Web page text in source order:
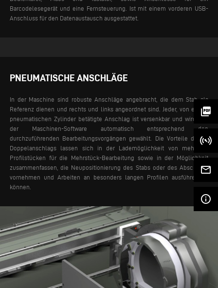
picture_as_pdf
mail_outline
info_outline
Barcodelesegerät und eine Fernsteuerung. Ist mit einem vorderen USB-
Anschluss für den Datenaustausch ausgestattet.
PNEUMATISCHE ANSCHLÄGE
In der Maschine sind robuste Anschläge angebracht, die dem Stab als
Referenz dienen und rechts und links angeordnet sind. Jeder, von einem
pneumatischen Zylinder betätigte Anschlag ist versenkbar und wird von
der Maschinen-Software automatisch entsprechend den
durchzuführenden Bearbeitungsvorgängen gewählt.
Die Vorteile dieses
Doppelanschlags lassen sich in der Lademöglichkeit von mehreren
Profilstücken für die Mehrstück-Bearbeitung sowie in der Möglichkeit
zusammenfassen, die Neupositionierung des Stabs oder des Abschnitts
vornehmen und Arbeiten an besonders langen Profilen ausführen zu
können.